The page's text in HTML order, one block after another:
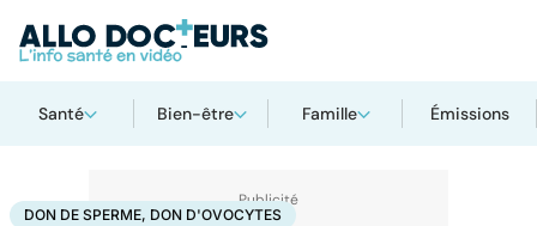
Santé Bien-être Famille Émissions
AccueilSantéSociétéJusticeDon de sperme, don d'ovocytes
DON DE SPERME, DON D'OVOCYTES